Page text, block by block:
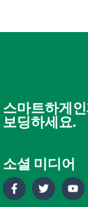
스마트하게
보딩하세요.
소셜 미디어